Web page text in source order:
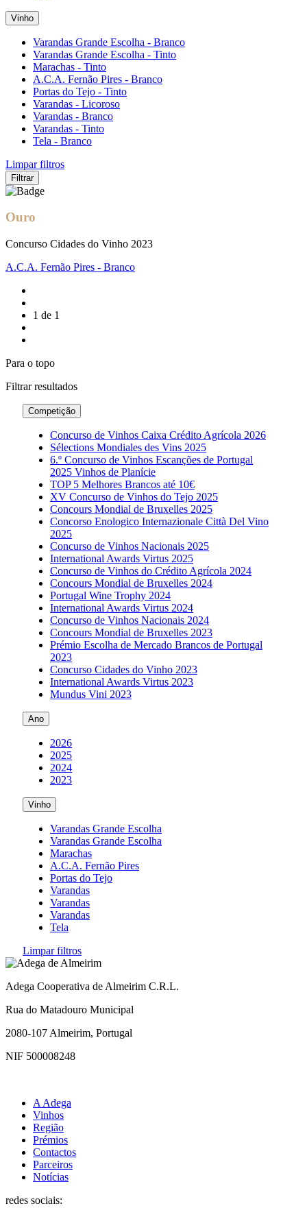
Vinho
Varandas Grande Escolha - Branco
Varandas Grande Escolha - Tinto
Marachas - Tinto
A.C.A. Fernão Pires - Branco
Portas do Tejo - Tinto
Varandas - Licoroso
Varandas - Branco
Varandas - Tinto
Tela - Branco
Limpar filtros
Filtrar
Ouro
Concurso Cidades do Vinho 2023
A.C.A. Fernão Pires - Branco
1 de 1
Para o topo
Filtrarresultados
Competição
Concurso de Vinhos Caixa Crédito Agrícola 2026
Sélections Mondiales des Vins 2025
6.º Concurso de Vinhos Escanções de Portugal
2025 Vinhos de Planície
TOP 5 Melhores Brancos até 10€
XV Concurso de Vinhos do Tejo 2025
Concours Mondial de Bruxelles 2025
Concorso Enologico Internazionale Città Del Vino
2025
Concurso de Vinhos Nacionais 2025
International Awards Virtus 2025
Concurso de Vinhos do Crédito Agrícola 2024
Concours Mondial de Bruxelles 2024
Portugal Wine Trophy 2024
International Awards Virtus 2024
Concurso de Vinhos Nacionais 2024
Concours Mondial de Bruxelles 2023
Prémio Escolha de Mercado Brancos de Portugal
2023
Concurso Cidades do Vinho 2023
International Awards Virtus 2023
Mundus Vini 2023
Ano
2026
2025
2024
2023
Vinho
Varandas Grande Escolha
Varandas Grande Escolha
Marachas
A.C.A. Fernão Pires
Portas do Tejo
Varandas
Varandas
Varandas
Tela
Limpar filtros
Adega Cooperativa de Almeirim C.R.L.
Rua do Matadouro Municipal
2080-107 Almeirim, Portugal
NIF 500008248
A Adega
Vinhos
Região
Prémios
Contactos
Parceiros
Notícias
redes sociais: